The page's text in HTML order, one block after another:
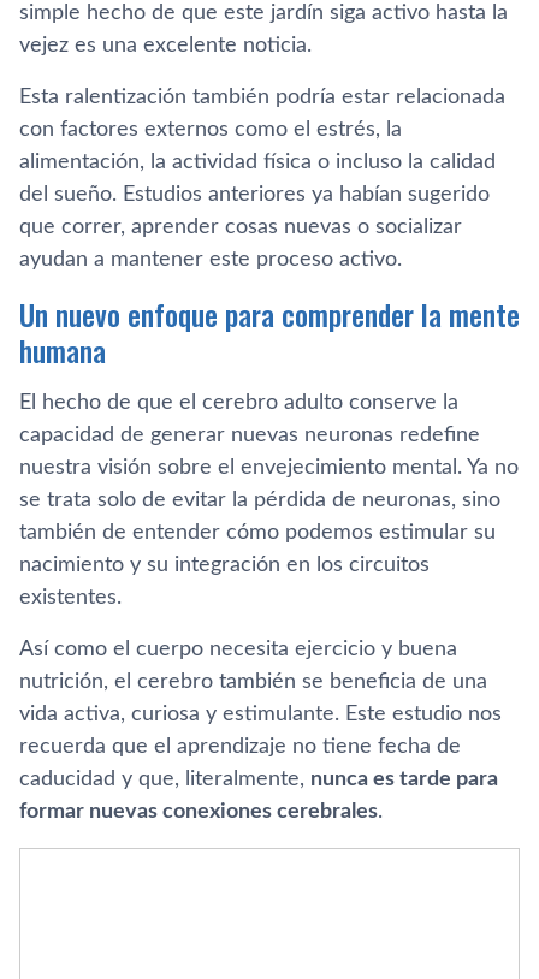
simple hecho de que este jardín siga activo hasta la
vejez es una excelente noticia.
Esta ralentización también podría estar relacionada
con factores externos como el estrés, la
alimentación, la actividad física o incluso la calidad
del sueño. Estudios anteriores ya habían sugerido
que correr, aprender cosas nuevas o socializar
ayudan a mantener este proceso activo.
Un nuevo enfoque para comprender la mente
humana
El hecho de que el cerebro adulto conserve la
capacidad de generar nuevas neuronas redefine
nuestra visión sobre el envejecimiento mental. Ya no
se trata solo de evitar la pérdida de neuronas, sino
también de entender cómo podemos estimular su
nacimiento y su integración en los circuitos
existentes.
Así como el cuerpo necesita ejercicio y buena
nutrición, el cerebro también se beneficia de una
vida activa, curiosa y estimulante. Este estudio nos
recuerda que el aprendizaje no tiene fecha de
caducidad y que, literalmente, nunca es tarde para
formar nuevas conexiones cerebrales.